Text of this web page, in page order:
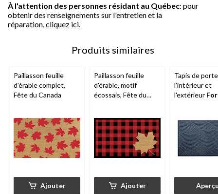
À l'attention des personnes résidant au Québec: pour
obtenir des renseignements sur l'entretien et la
réparation, cliquez ici.
Produits similaires
Paillasson feuille
d'érable complet,
Fête du Canada
Ajouter
Paillasson feuille
d'érable, motif
écossais, Fête du
Ajouter
Tapis de
l'intérieur et
l'extérieur